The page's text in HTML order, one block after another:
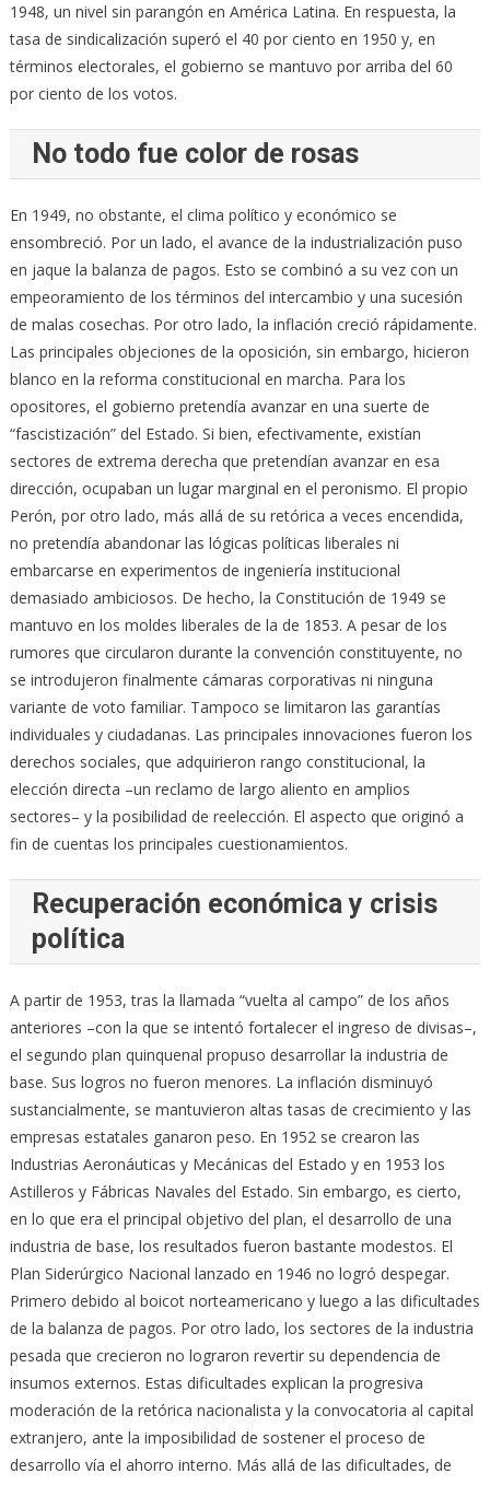
1948, un nivel sin parangón en América Latina. En respuesta, la
tasa de sindicalización superó el 40 por ciento en 1950 y, en
términos electorales, el gobierno se mantuvo por arriba del 60
por ciento de los votos.
No todo fue color de rosas
En 1949, no obstante, el clima político y económico se
ensombreció. Por un lado, el avance de la industrialización puso
en jaque la balanza de pagos. Esto se combinó a su vez con un
empeoramiento de los términos del intercambio y una sucesión
de malas cosechas. Por otro lado, la inflación creció rápidamente.
Las principales objeciones de la oposición, sin embargo, hicieron
blanco en la reforma constitucional en marcha. Para los
opositores, el gobierno pretendía avanzar en una suerte de
“fascistización” del Estado. Si bien, efectivamente, existían
sectores de extrema derecha que pretendían avanzar en esa
dirección, ocupaban un lugar marginal en el peronismo. El propio
Perón, por otro lado, más allá de su retórica a veces encendida,
no pretendía abandonar las lógicas políticas liberales ni
embarcarse en experimentos de ingeniería institucional
demasiado ambiciosos. De hecho, la Constitución de 1949 se
mantuvo en los moldes liberales de la de 1853. A pesar de los
rumores que circularon durante la convención constituyente, no
se introdujeron finalmente cámaras corporativas ni ninguna
variante de voto familiar. Tampoco se limitaron las garantías
individuales y ciudadanas. Las principales innovaciones fueron los
derechos sociales, que adquirieron rango constitucional, la
elección directa –un reclamo de largo aliento en amplios
sectores– y la posibilidad de reelección. El aspecto que originó a
fin de cuentas los principales cuestionamientos.
Recuperación económica y crisis
política
A partir de 1953, tras la llamada “vuelta al campo” de los años
anteriores –con la que se intentó fortalecer el ingreso de divisas–,
el segundo plan quinquenal propuso desarrollar la industria de
base. Sus logros no fueron menores. La inflación disminuyó
sustancialmente, se mantuvieron altas tasas de crecimiento y las
empresas estatales ganaron peso. En 1952 se crearon las
Industrias Aeronáuticas y Mecánicas del Estado y en 1953 los
Astilleros y Fábricas Navales del Estado. Sin embargo, es cierto,
en lo que era el principal objetivo del plan, el desarrollo de una
industria de base, los resultados fueron bastante modestos. El
Plan Siderúrgico Nacional lanzado en 1946 no logró despegar.
Primero debido al boicot norteamericano y luego a las dificultades
de la balanza de pagos. Por otro lado, los sectores de la industria
pesada que crecieron no lograron revertir su dependencia de
insumos externos. Estas dificultades explican la progresiva
moderación de la retórica nacionalista y la convocatoria al capital
extranjero, ante la imposibilidad de sostener el proceso de
desarrollo vía el ahorro interno. Más allá de las dificultades, de